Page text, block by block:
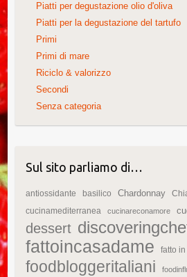
Piatti per degustazione olio d'oliva
Piatti per la degustazione del tartufo
Primi
Primi di mare
Riciclo & valorizzo
Secondi
Senza categoria
Sul sito parliamo di…
antiossidante basilico Chardonnay
cucinamediterranea cucinareconamore
dessert
fattoincasadame fatto
foodbloggeritaliani